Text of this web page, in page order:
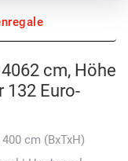
cm, Höhe
132 Euro-
cm (BxTxH)